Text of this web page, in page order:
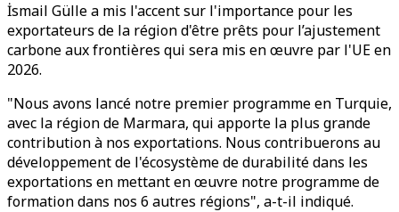
İsmail Gülle a mis l'accent sur l'importance pour les
exportateurs de la région d'être prêts pour l’ajustement
carbone aux frontières qui sera mis en œuvre par l'UE en
2026.
"Nous avons lancé notre premier programme en Turquie,
avec la région de Marmara, qui apporte la plus grande
contribution à nos exportations. Nous contribuerons au
développement de l'écosystème de durabilité dans les
exportations en mettant en œuvre notre programme de
formation dans nos 6 autres régions", a-t-il indiqué.